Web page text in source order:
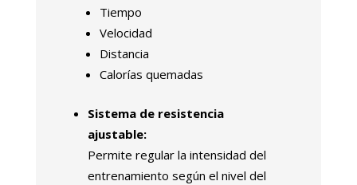
Tiempo
Velocidad
Distancia
Calorías quemadas
Sistema de resistencia
ajustable:
Permite regular la intensidad del
entrenamiento según el nivel del